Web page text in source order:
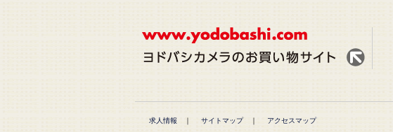
求人情報 ｜ サイトマップ｜ アクセスマップ